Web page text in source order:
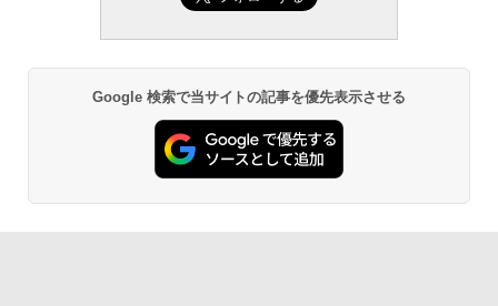
Google 検索で当サイトの記事を優先表示させる